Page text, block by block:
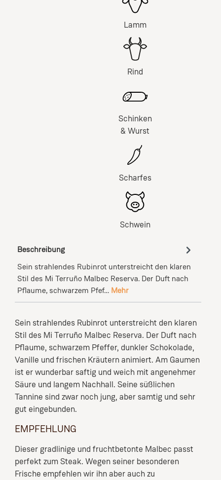
Lamm
Rind
Schinken
& Wurst
Scharfes
Schwein
Beschreibung
Sein strahlendes Rubinrot unterstreicht den klaren
Stil des Mi Terruño Malbec Reserva. Der Duft nach
Pflaume, schwarzem Pfef… Mehr
Sein strahlendes Rubinrot unterstreicht den klaren
Stil des Mi Terruño Malbec Reserva. Der Duft nach
Pflaume, schwarzem Pfeffer, dunkler Schokolade,
Vanille und frischen Kräutern animiert. Am Gaumen
ist er wunderbar saftig und weich mit angenehmer
Säure und langem Nachhall. Seine süßlichen
Tannine sind zwar noch jung, aber samtig und sehr
gut eingebunden.
EMPFEHLUNG
Dieser gradlinige und fruchtbetonte Malbec passt
perfekt zum Steak. Wegen seiner besonderen
Frische empfehlen wir ihn aber auch zu